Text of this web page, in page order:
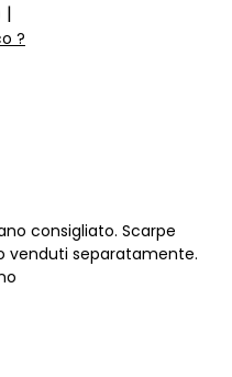
|
?
consigliato. Scarpe
venduti separatamente.